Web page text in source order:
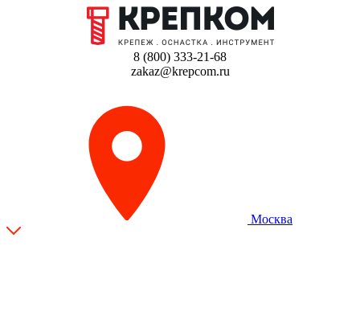
8 (800) 333-21-68
zakaz@krepcom.ru
Москва